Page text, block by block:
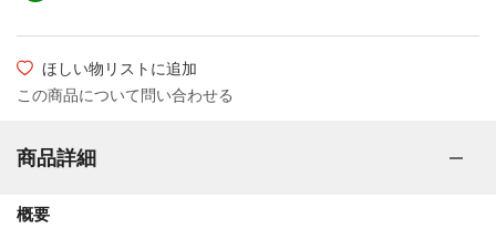
ほしい物リストに追加
この商品について問い合わせる
商品詳細
概要